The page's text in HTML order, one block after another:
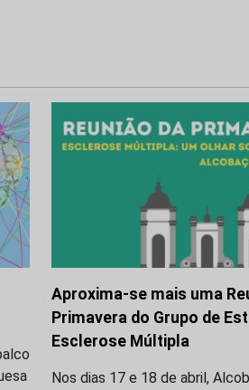
Aproxima-se mais uma
Primavera do Grupo de
Esclerose Múltipla
Nos dias 17 e 18 de abril,